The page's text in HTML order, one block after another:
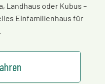
Landhaus oder Kubus –
Einfamilienhaus für